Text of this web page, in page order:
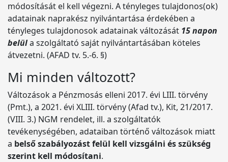
módosítását el kell végezni. A tényleges tulajdonos(ok)
adatainak naprakész nyilvántartása érdekében a
tényleges tulajdonosok adatainak változását 15 napon
belüla szolgáltató saját nyilvántartásában köteles
átvezetni. (AFAD tv. 5.-6. §)
Mi minden változott?
Változások a Pénzmosás elleni 2017. évi LIII. törvény
(Pmt.), a 2021. évi XLIII. törvény (Afad tv.), Kit, 21/2017.
(VIII. 3.) NGM rendelet, ill. a szolgáltatók
tevékenységében, adataiban történő változások miatt
a belső szabályozást felül kell vizsgálni és szükség
szerint kell módosítani.